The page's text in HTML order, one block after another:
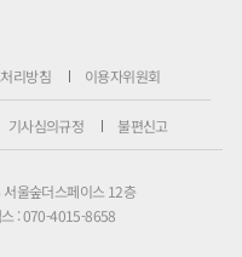
리방침 이용자위원회
기사심의규정 불편신고
울숲더스페이스 12층
: 070-4015-8658